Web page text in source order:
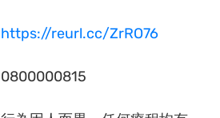
https://reurl.cc/ZrRO76